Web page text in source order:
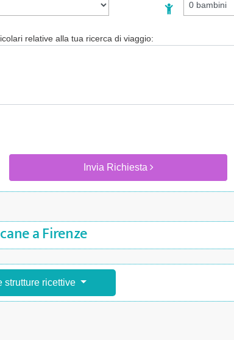
relative alla tua ricerca di viaggio:
Invia Richiesta
a Firenze
strutture ricettive